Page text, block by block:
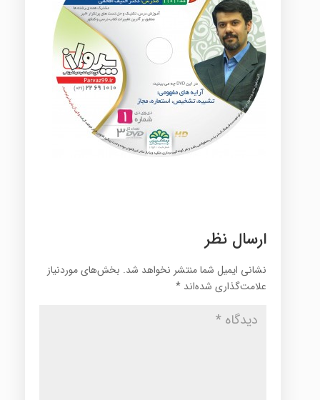
ارسال نظر
نشانی ایمیل شما منتشر نخواهد شد. بخش‌های موردنیاز
علامت‌گذاری شده‌اند *